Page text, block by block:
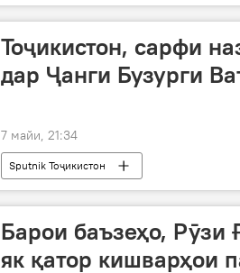
Тоҷикистон, сарфи
дар Ҷанги Бузурги
7 майи, 21:34
Sputnik Тоҷикистон
Барои баъзеҳо, Рӯзи
як қатор кишварҳои